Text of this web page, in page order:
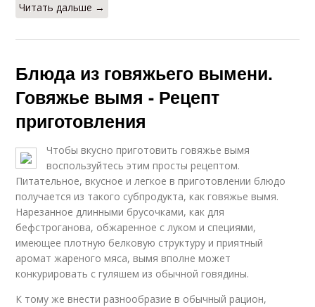
Читать дальше →
Блюда из говяжьего вымени.
Говяжье вымя - Рецепт
приготовления
Чтобы вкусно приготовить говяжье вымя
воспользуйтесь этим просты рецептом.
Питательное, вкусное и легкое в приготовлении блюдо
получается из такого субпродукта, как говяжье вымя.
Нарезанное длинными брусочками, как для
бефстроганова, обжаренное с луком и специями,
имеющее плотную белковую структуру и приятный
аромат жареного мяса, вымя вполне может
конкурировать с гуляшем из обычной говядины.
К тому же внести разнообразие в обычный рацион,